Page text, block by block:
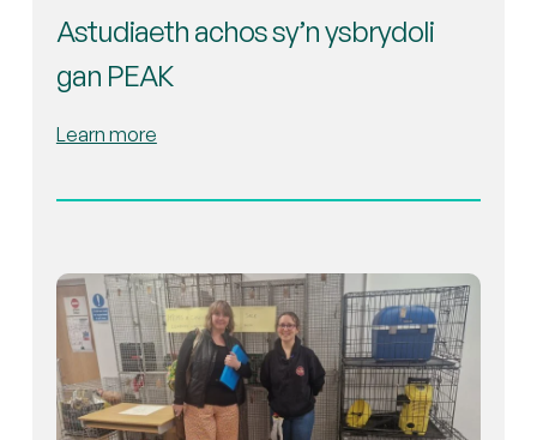
Astudiaeth achos sy’n ysbrydoli
gan PEAK
Learn more